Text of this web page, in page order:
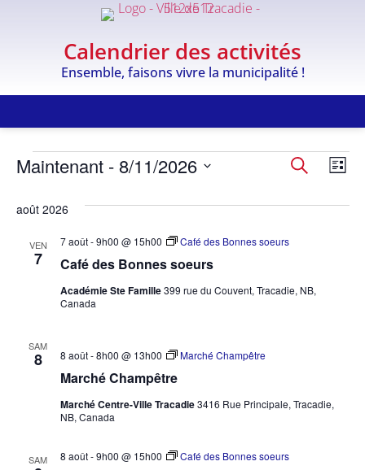
Calendrier des activités
Ensemble, faisons vivre la municipalité !
de
Recherche
Liste
Maintenant - 8/11/2026
date.
août 2026
VEN
7 Café des Bonnes soeurs
7 août - 9h00 @ 15h00 Café des Bonnes soeurs
Académie Ste Famille399 rue du Couvent, Tracadie, NB,
Canada
SAM
8
Marché Champêtre
8 août - 8h00 @ 13h00 Marché Champêtre
Marché Centre-Ville Tracadie3416 Rue Principale, Tracadie,
NB, Canada
SAM 8 août - 9h00 @ 15h00 Café des Bonnes soeurs